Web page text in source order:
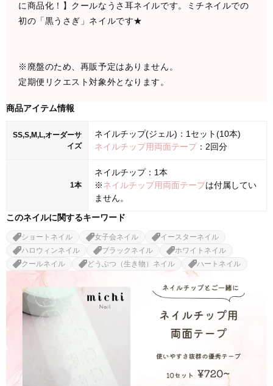
に商品化！】クールなうさ耳ネイルです。ミチネイルでの
初の「黒うさぎ」ネイルです★
※廃盤のため、再販予定はありません。
定期便リクエスト対象外となります。
商品アイテム情報
SS,S,M,L,オーダーサ
イズ
ネイルチップ(ジェル)：1セット(10本)
ネイルチップ用両面テープ：2回分
1本
ネイルチップ：1本
※ネイルチップ用両面テープは付属してい
ません。
このネイルに関するキーワード
ショートネイル 女子会ネイル
イースターネイル
ハロウィンネイル
ブラックネイル
ホワイトネイル
クールネイル
どうぶつ（生き物）ネイル ハートネイル